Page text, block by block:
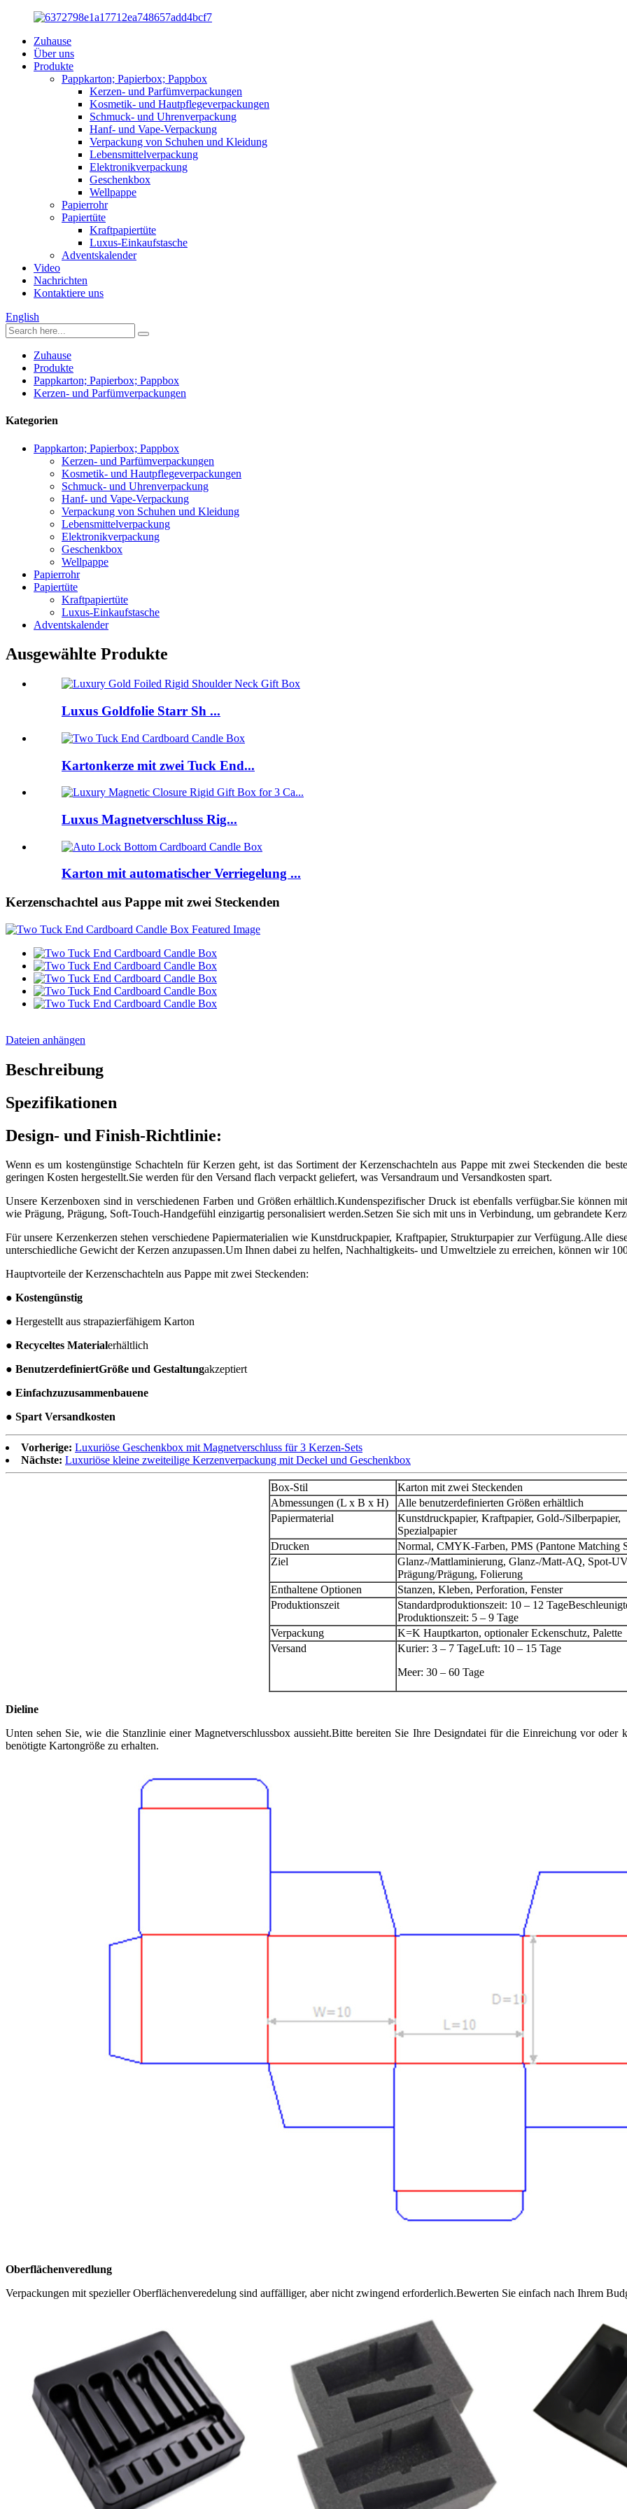
Zuhause
Über uns
Produkte
Pappkarton; Papierbox; Pappbox
Kerzen- und Parfümverpackungen
Kosmetik- und Hautpflegeverpackungen
Schmuck- und Uhrenverpackung
Hanf- und Vape-Verpackung
Verpackung von Schuhen und Kleidung
Lebensmittelverpackung
Elektronikverpackung
Geschenkbox
Wellpappe
Papierrohr
Papiertüte
Kraftpapiertüte
Luxus-Einkaufstasche
Adventskalender
Video
Nachrichten
Kontaktiere uns
English
Zuhause
Produkte
Pappkarton; Papierbox; Pappbox
Kerzen- und Parfümverpackungen
Kategorien
Pappkarton; Papierbox; Pappbox
Kerzen- und Parfümverpackungen
Kosmetik- und Hautpflegeverpackungen
Schmuck- und Uhrenverpackung
Hanf- und Vape-Verpackung
Verpackung von Schuhen und Kleidung
Lebensmittelverpackung
Elektronikverpackung
Geschenkbox
Wellpappe
Papierrohr
Papiertüte
Kraftpapiertüte
Luxus-Einkaufstasche
Adventskalender
Ausgewählte Produkte
Luxus Goldfolie Starr Sh ...
Kartonkerze mit zwei Tuck End...
Luxus Magnetverschluss Rig...
Karton mit automatischer Verriegelung ...
Kerzenschachtel aus Pappe mit zwei Steckenden
Dateien anhängen
Beschreibung
Spezifikationen
Design- und Finish-Richtlinie:
Wenn es um kostengünstige Schachteln für Kerzen geht, ist das Sortiment der Kerzenschachteln aus Pappe mit zwei Steckenden die
geringen Kosten hergestellt.Sie werden für den Versand flach verpackt geliefert, was Versandraum und Versandkosten spart.
Unsere Kerzenboxen sind in verschiedenen Farben und Größen erhältlich.Kundenspezifischer Druck ist ebenfalls verfügbar.Sie können
wie Prägung, Prägung, Soft-Touch-Handgefühl einzigartig personalisiert werden.Setzen Sie sich mit uns in Verbindung, um gebrandete
Für unsere Kerzenkerzen stehen verschiedene Papiermaterialien wie Kunstdruckpapier, Kraftpapier, Strukturpapier zur Verfügung.Alle
unterschiedliche Gewicht der Kerzen anzupassen.Um Ihnen dabei zu helfen, Nachhaltigkeits- und Umweltziele zu erreichen, können wir
Hauptvorteile der Kerzenschachteln aus Pappe mit zwei Steckenden:
● Kostengünstig
● Hergestellt aus strapazierfähigem Karton
● Recyceltes Materialerhältlich
● BenutzerdefiniertGröße und Gestaltungakzeptiert
● Einfachzuzusammenbauene
● Spart Versandkosten
Vorherige: Luxuriöse Geschenkbox mit Magnetverschluss für 3 Kerzen-Sets
Nächste: Luxuriöse kleine zweiteilige Kerzenverpackung mit Deckel und Geschenkbox
Box-Stil
Karton mit zwei Steckenden
Abmessungen (L x B x H)
Alle benutzerdefinierten Größen erhältlich
Papiermaterial
Kunstdruckpapier, Kraftpapier, Gold-/Silberpapier,
Spezialpapier
Drucken
Normal, CMYK-Farben, PMS (Pantone Matching
Ziel
Glanz-/Mattlaminierung, Glanz-/Matt-AQ, Spot-
Prägung/Prägung, Folierung
Enthaltene Optionen
Stanzen, Kleben, Perforation, Fenster
Produktionszeit
Standardproduktionszeit: 10 – 12 Tage
Produktionszeit: 5 – 9 Tage
Verpackung
K=K Hauptkarton, optionaler Eckenschutz, Palette
Versand
Kurier: 3 – 7 TageLuft: 10 – 15 Tage
Meer: 30 – 60 Tage
Dieline
Unten sehen Sie, wie die Stanzlinie einer Magnetverschlussbox aussieht.Bitte bereiten Sie Ihre Designdatei für die Einreichung vor
benötigte Kartongröße zu erhalten.
Oberflächenveredlung
Verpackungen mit spezieller Oberflächenveredelung sind auffälliger, aber nicht zwingend erforderlich.Bewerten Sie einfach nach Ihrem